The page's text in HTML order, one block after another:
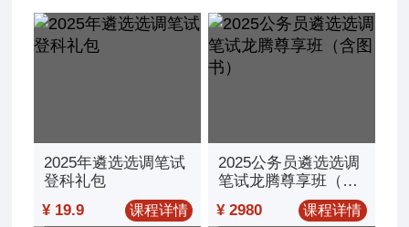
2025年遴选选调笔试
登科礼包
¥ 19.9
课程详情
2025公务员遴选选调
笔试龙腾尊享班（含
¥ 2980 课程详情